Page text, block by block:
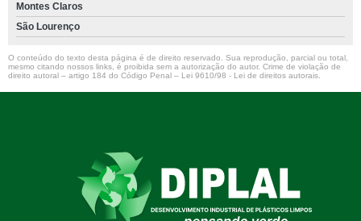
Montes Claros
São Lourenço
O conteúdo do texto desta página é de direito reservado. Sua reprodução, parcial ou total,
mesmo citando nossos links, é proibida sem a autorização do autor. Crime de violação de
direito autoral – artigo 184 do Código Penal – Lei 9610/98 - Lei de direitos autorais